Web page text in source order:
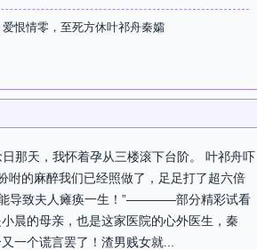
恨情零，至死方休叶祁舟秦孀
那天，我怀着孕从三楼滚下台阶。 叶祁舟吓
咐的麻醉我们已经照做了，足足打了超六倍
能导致夫人瘫痪一生！”————部分精彩试看
晨的母亲，也是这家医院的心外医生，秦
一个谎言罢了！渣男贱女就...